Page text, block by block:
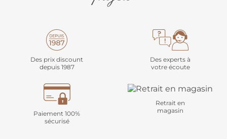
Des prix discount
depuis 1987
Des experts à
votre écoute
Paiement 100%
sécurisé
Retrait en
magasin